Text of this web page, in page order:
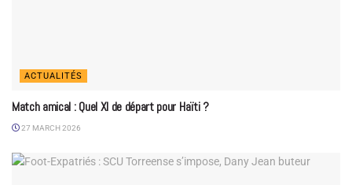
ACTUALITÉS
Match amical : Quel XI de départ pour Haïti ?
27 MARCH 2026